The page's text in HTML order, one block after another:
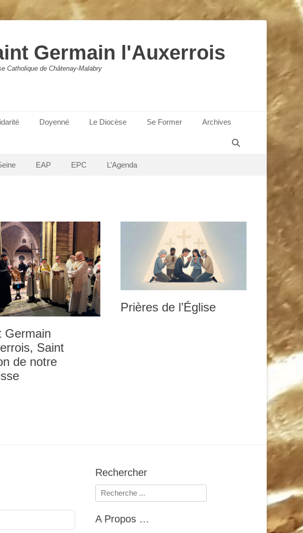
Germain l'Auxerrois
Catholique de Châtenay-Malabry
Doyenné Le Diocèse Se Former
Archives
EAP EPC L’Agenda
Germain
Saint
de notre
Prières de l’Église
Rechercher
Rechercher :
A Propos …